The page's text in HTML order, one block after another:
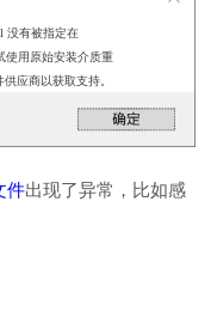
没有被指定在
使用原始安装介质重
应商以获取支持。
件出现了异常，比如感